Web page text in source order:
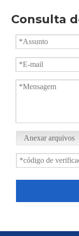
Consulta
Anexar arquivos